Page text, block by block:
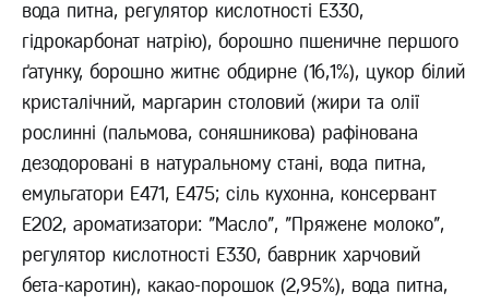
вода питна, регулятор кислотності Е330,
гідрокарбонат натрію), борошно пшеничне першого
ґатунку, борошно житнє обдирне (16,1%), цукор білий
кристалічний, маргарин столовий (жири та олії
рослинні (пальмова, соняшникова) рафінована
дезодоровані в натуральному стані, вода питна,
емульгатори Е471, Е475; сіль кухонна, консервант
Е202, ароматизатори: "Масло", "Пряжене молоко",
регулятор кислотності Е330, баврник харчовий
бета-каротин), какао-порошок (2,95%), вода питна,